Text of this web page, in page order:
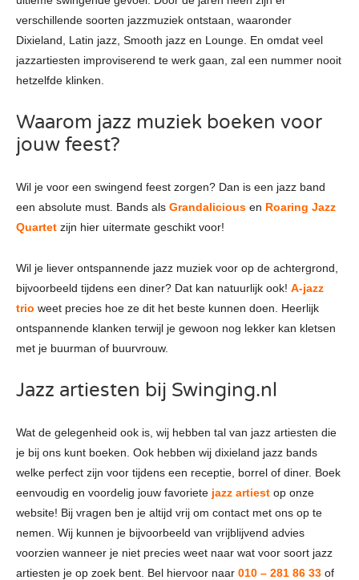
verschillende soorten jazzmuziek ontstaan, waaronder
Dixieland, Latin jazz, Smooth jazz en Lounge. En omdat veel
jazzartiesten improviserend te werk gaan, zal een nummer nooit
hetzelfde klinken.
Waarom jazz muziek boeken voor
jouw feest?
Wil je voor een swingend feest zorgen? Dan is een jazz band
een absolute must. Bands als Grandalicious en Roaring Jazz
Quartet zijn hier uitermate geschikt voor!
Wil je liever ontspannende jazz muziek voor op de achtergrond,
bijvoorbeeld tijdens een diner? Dat kan natuurlijk ook! A-jazz
trio weet precies hoe ze dit het beste kunnen doen. Heerlijk
ontspannende klanken terwijl je gewoon nog lekker kan kletsen
met je buurman of buurvrouw.
Jazz artiesten bij Swinging.nl
Wat de gelegenheid ook is, wij hebben tal van jazz artiesten die
je bij ons kunt boeken. Ook hebben wij dixieland jazz bands
welke perfect zijn voor tijdens een receptie, borrel of diner. Boek
eenvoudig en voordelig jouw favoriete jazz artiest op onze
website! Bij vragen ben je altijd vrij om contact met ons op te
nemen. Wij kunnen je bijvoorbeeld van vrijblijvend advies
voorzien wanneer je niet precies weet naar wat voor soort jazz
artiesten je op zoek bent. Bel hiervoor naar 010 – 281 86 33 of